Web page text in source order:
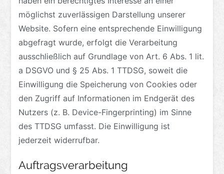
möglichst zuverlässigen Darstellung unserer
Website. Sofern eine entsprechende Einwilligung
abgefragt wurde, erfolgt die Verarbeitung
ausschließlich auf Grundlage von Art. 6 Abs. 1 lit.
a DSGVO und § 25 Abs. 1 TTDSG, soweit die
Einwilligung die Speicherung von Cookies oder
den Zugriff auf Informationen im Endgerät des
Nutzers (z. B. Device-Fingerprinting) im Sinne
des TTDSG umfasst. Die Einwilligung ist
jederzeit widerrufbar.
Auftragsverarbeitung